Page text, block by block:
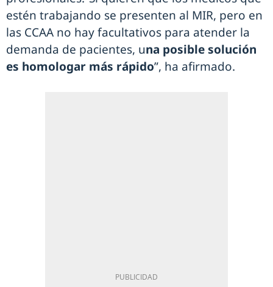
estén trabajando se presenten al MIR, pero en
las CCAA no hay facultativos para atender la
demanda de pacientes, una posible solución
es homologar más rápido”, ha afirmado.